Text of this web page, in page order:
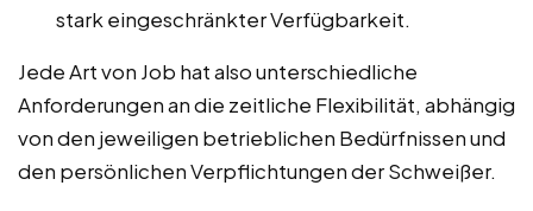
stark eingeschränkter Verfügbarkeit.
Jede Art von Job hat also unterschiedliche
Anforderungen an die zeitliche Flexibilität, abhängig
von den jeweiligen betrieblichen Bedürfnissen und
den persönlichen Verpflichtungen der Schweißer.